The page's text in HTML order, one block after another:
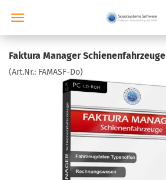
Faktura Manager Schienenfahrzeuge
(Art.Nr.: FAMASF-Do)